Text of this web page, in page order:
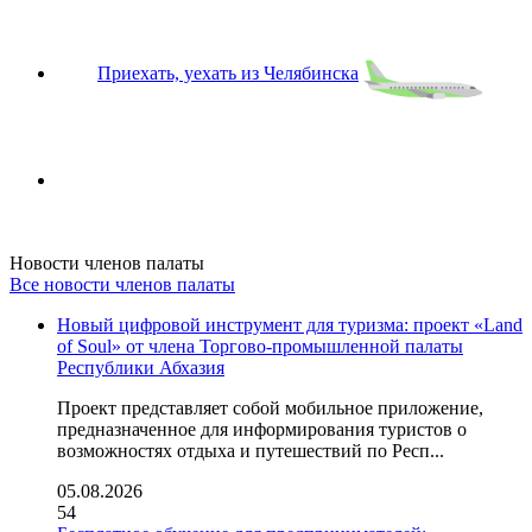
Приехать, уехать из Челябинска
Новости членов палаты
Все новости членов палаты
Новый цифровой инструмент для туризма: проект «Land
of Soul» от члена Торгово-промышленной палаты
Республики Абхазия
Проект представляет собой мобильное приложение,
предназначенное для информирования туристов о
возможностях отдыха и путешествий по Респ...
05.08.2026
54